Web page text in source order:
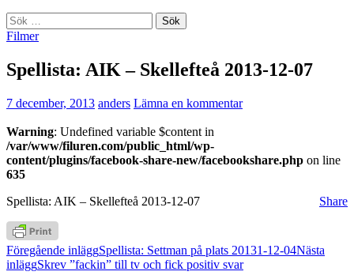
Sök
efter:
Filmer
Spellista: AIK – Skellefteå 2013-12-07
7 december, 2013 anders Lämna en kommentar
Warning: Undefined variable $content in
/var/www/filuren.com/public_html/wp-
content/plugins/facebook-share-new/facebookshare.php on line
635
Share
Spellista: AIK – Skellefteå 2013-12-07
Inläggsnavigering
Föregående inläggSpellista: Settman på plats 20131-12-04Nästa
inläggSkrev ”fackin” till tv och fick positiv svar